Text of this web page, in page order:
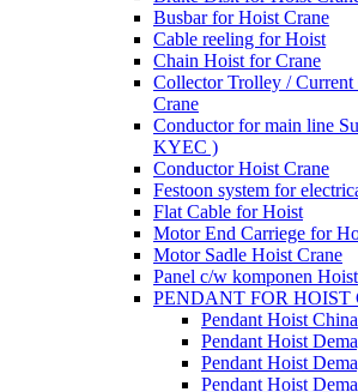
Busbar for Hoist Crane
Cable reeling for Hoist
Chain Hoist for Crane
Collector Trolley /
Crane
Conductor for main line
KYEC )
Conductor Hoist Crane
Festoon system for
Flat Cable for Hoist
Motor End Carriege for
Motor Sadle Hoist Crane
Panel c/w komponen
PENDANT FOR HOIST
Pendant Hoist China
Pendant Hoist
Pendant Hoist
Pendant Hoist